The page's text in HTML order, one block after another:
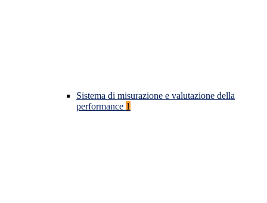
Sistema di misurazione e valutazione della
performance 1